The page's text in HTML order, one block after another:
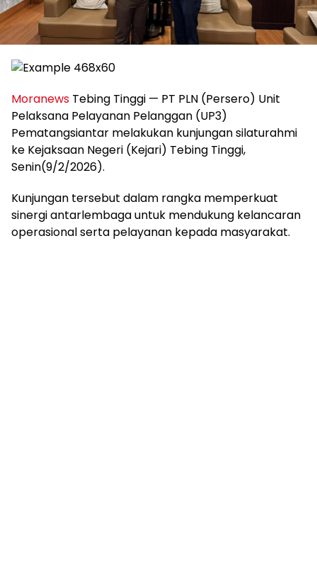
Moranews Tebing Tinggi — PT PLN (Persero) Unit
Pelaksana Pelayanan Pelanggan (UP3)
Pematangsiantar melakukan kunjungan silaturahmi
ke Kejaksaan Negeri (Kejari) Tebing Tinggi,
Senin(9/2/2026).
Kunjungan tersebut dalam rangka memperkuat
sinergi antarlembaga untuk mendukung kelancaran
operasional serta pelayanan kepada masyarakat.